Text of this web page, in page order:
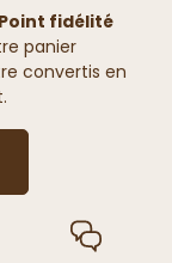
fidélité
panier
convertis en